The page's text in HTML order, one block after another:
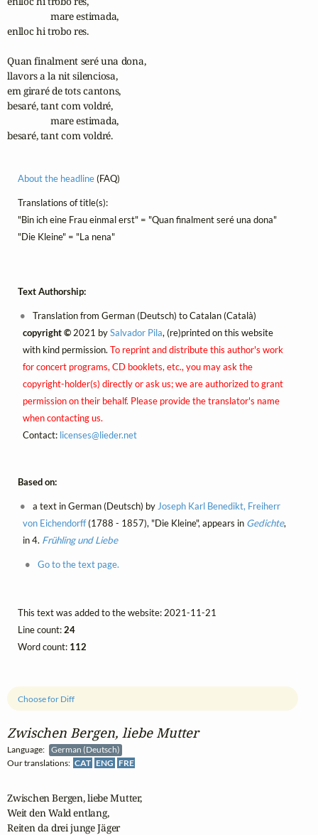
Zwischen Bergen, liebe Mutter
Language:
German (Deutsch)
Our translations: CAT ENG FRE
Choose for Diff
Zwischen Bergen, liebe Mutter,
Weit den Wald entlang,
Reiten da drei junge Jäger
                  mare estimada,
enlloc hi trobo res.
Quan finalment seré una dona,
llavors a la nit silenciosa,
em giraré de tots cantons,
besaré, tant com voldré,
                  mare estimada,
besaré, tant com voldré.
About the headline(FAQ)
Translations of title(s):
"Bin ich eine Frau einmal erst" = "Quan finalment seré una dona"
"Die Kleine" = "La nena"
Text Authorship:
Translation from German (Deutsch) to Catalan (Català)
copyright ©2021 bySalvador Pila, (re)printed on this website
with kind permission. To reprint and distribute this author's work
for concert programs, CD booklets, etc., you may ask the
copyright-holder(s) directly or ask us; we are authorized to grant
permission on their behalf. Please provide the translator's name
when contacting us.
Contact: licenses@lieder.net
Based on:
a text in German (Deutsch) by Joseph Karl Benedikt, Freiherr
von Eichendorff(1788 - 1857), "Die Kleine", appears in Gedichte,
in 4. Frühling und Liebe
Go to the text page.
This text was added to the website: 2021-11-21
Line count:24
Word count: 112